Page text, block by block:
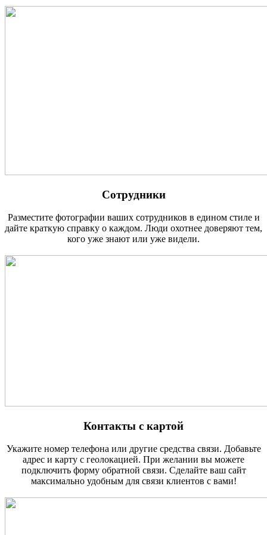
Сотрудники
Разместите фотографии ваших сотрудников в едином стиле и
дайте краткую справку о каждом. Люди охотнее доверяют тем,
кого уже знают или уже видели.
Контакты с картой
Укажите номер телефона или другие средства связи. Добавьте
адрес и карту с геолокацией. При желании вы можете
подключить форму обратной связи. Сделайте ваш сайт
максимально удобным для связи клиентов с вами!